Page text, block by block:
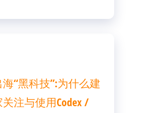
“黑科技”:为什么建
注与使用Codex /